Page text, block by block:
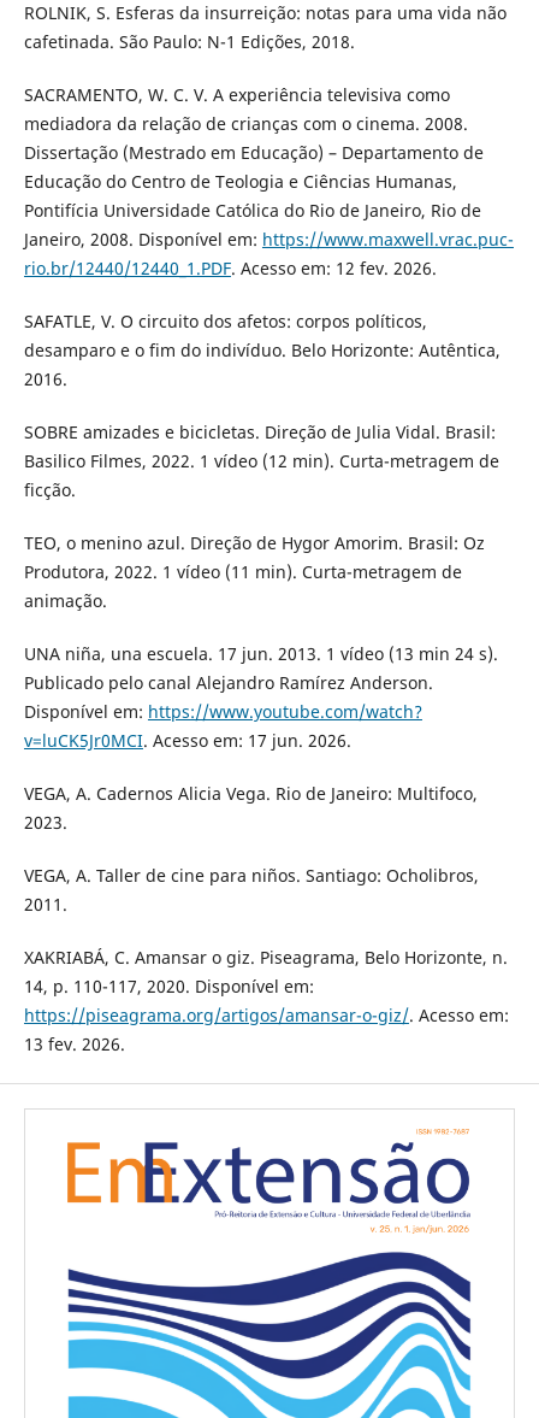
ROLNIK, S. Esferas da insurreição: notas para uma vida não
cafetinada. São Paulo: N-1 Edições, 2018.
SACRAMENTO, W. C. V. A experiência televisiva como
mediadora da relação de crianças com o cinema. 2008.
Dissertação (Mestrado em Educação) – Departamento de
Educação do Centro de Teologia e Ciências Humanas,
Pontifícia Universidade Católica do Rio de Janeiro, Rio de
Janeiro, 2008. Disponível em: https://www.maxwell.vrac.puc-
rio.br/12440/12440_1.PDF. Acesso em: 12 fev. 2026.
SAFATLE, V. O circuito dos afetos: corpos políticos,
desamparo e o fim do indivíduo. Belo Horizonte: Autêntica,
2016.
SOBRE amizades e bicicletas. Direção de Julia Vidal. Brasil:
Basilico Filmes, 2022. 1 vídeo (12 min). Curta-metragem de
ficção.
TEO, o menino azul. Direção de Hygor Amorim. Brasil: Oz
Produtora, 2022. 1 vídeo (11 min). Curta-metragem de
animação.
UNA niña, una escuela. 17 jun. 2013. 1 vídeo (13 min 24 s).
Publicado pelo canal Alejandro Ramírez Anderson.
Disponível em: https://www.youtube.com/watch?
v=luCK5Jr0MCI. Acesso em: 17 jun. 2026.
VEGA, A. Cadernos Alicia Vega. Rio de Janeiro: Multifoco,
2023.
VEGA, A. Taller de cine para niños. Santiago: Ocholibros,
2011.
XAKRIABÁ, C. Amansar o giz. Piseagrama, Belo Horizonte, n.
14, p. 110-117, 2020. Disponível em:
https://piseagrama.org/artigos/amansar-o-giz/. Acesso em:
13 fev. 2026.